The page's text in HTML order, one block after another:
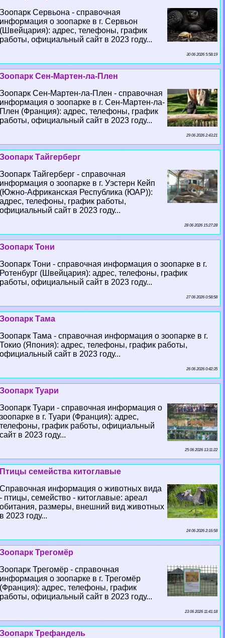
Зоопарк Сервьона - справочная
информация о зоопарке в г. Сервьон
(Швейцария): адрес, телефоны, график
работы, официальный сайт в 2023 году...
30 06 2026 5:58:19
Зоопарк Сен-Мартен-ла-Плен
Зоопарк Сен-Мартен-ла-Плен - справочная
информация о зоопарке в г. Сен-Мартен-ла-
Плен (Франция): адрес, телефоны, график
работы, официальный сайт в 2023 году...
29 06 2026 2:43:21
Зоопарк Тайгерберг
Зоопарк Тайгерберг - справочная
информация о зоопарке в г. Уэстерн Кейп
(Южно-Африканская Республика (ЮАР)):
адрес, телефоны, график работы,
официальный сайт в 2023 году...
28 06 2026 15:27:28
Зоопарк Тони
Зоопарк Тони - справочная информация о зоопарке в г.
Ротенбург (Швейцария): адрес, телефоны, график
работы, официальный сайт в 2023 году...
27 06 2026 0:58:58
Зоопарк Тама
Зоопарк Тама - справочная информация о зоопарке в г.
Токио (Япония): адрес, телефоны, график работы,
официальный сайт в 2023 году...
26 06 2026 0:42:35
Зоопарк Туари
Зоопарк Туари - справочная информация о
зоопарке в г. Туари (Франция): адрес,
телефоны, график работы, официальный
сайт в 2023 году...
25 06 2026 13:11:22
Птицы семейства китоглавые
Справочная информация о животных вида
- птицы, семейство - китоглавые: ареал
обитания, размеры, внешний вид животных
в 2023 году...
24 06 2026 2:16:58
Зоопарк Трегомёр
Зоопарк Трегомёр - справочная
информация о зоопарке в г. Трегомёр
(Франция): адрес, телефоны, график
работы, официальный сайт в 2023 году...
23 06 2026 11:41:18
Зоопарк Трефандель